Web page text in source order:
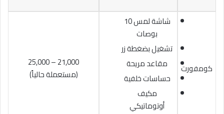
كومفورت
شاشة لمس 10
بوصات
تشغيل بضغطة زر
مقاعد مريحة
حساسات خلفية
مكيف
أوتوماتيكي
21,000 – 25,000
(مستعملة حالياً)